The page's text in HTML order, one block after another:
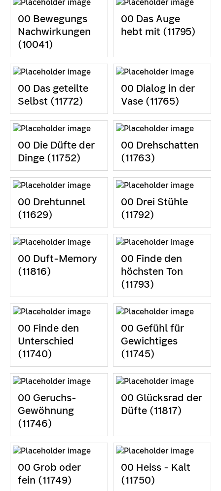
00 Bewegungs
Nachwirkungen
(10041)
00 Das Auge
hebt mit (11795)
00 Das geteilte
Selbst (11772)
00 Dialog in der
Vase (11765)
00 Die Düfte der
Dinge (11752)
00 Drehschatten
(11763)
00 Drehtunnel
(11629)
00 Drei Stühle
(11792)
00 Duft-Memory
(11816)
00 Finde den
höchsten Ton
(11793)
00 Finde den
Unterschied
(11740)
00 Gefühl für
Gewichtiges
(11745)
00 Geruchs-
Gewöhnung
(11746)
00 Glücksrad der
Düfte (11817)
00 Grob oder
fein (11749)
00 Heiss - Kalt
(11750)